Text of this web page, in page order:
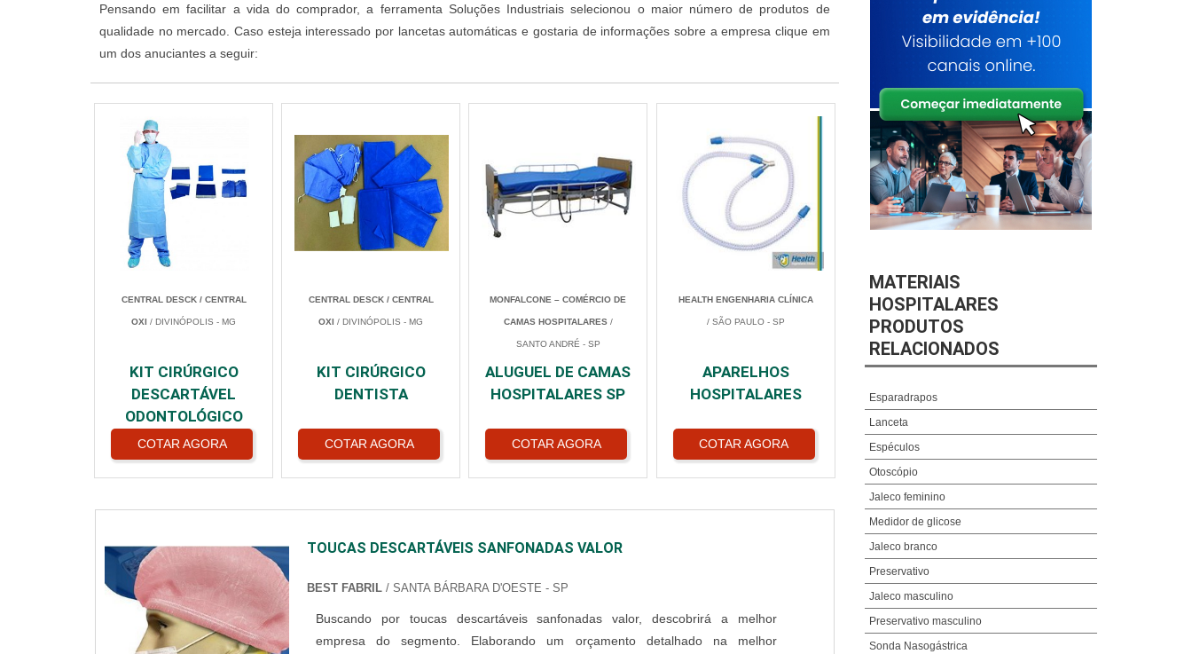
Pensando em facilitar a vida do comprador, a ferramenta Soluções Industriais selecionou o maior número de produtos de
qualidade no mercado. Caso esteja interessado por lancetas automáticas e gostaria de informações sobre a empresa clique em
um dos anuciantes a seguir:
CENTRAL DESCK / CENTRAL
OXI / DIVINÓPOLIS - MG
KIT CIRÚRGICO
DESCARTÁVEL
ODONTOLÓGICO
COTAR AGORA
CENTRAL DESCK / CENTRAL
OXI/ DIVINÓPOLIS - MG
KIT CIRÚRGICO
DENTISTA
COTAR AGORA
MONFALCONE – COMÉRCIO DE
CAMAS HOSPITALARES/
SANTO ANDRÉ - SP
ALUGUEL DE CAMAS
HOSPITALARES SP
COTAR AGORA
HEALTH ENGENHARIA CLÍNICA
/ SÃO PAULO - SP
APARELHOS
HOSPITALARES
COTAR AGORA
TOUCAS DESCARTÁVEIS SANFONADAS VALOR
BEST FABRIL / SANTA BÁRBARA D'OESTE - SP
Buscando por toucas descartáveis sanfonadas valor, descobrirá a melhor
empresa do segmento. Elaborando um orçamento detalhado na melhor
MATERIAIS
HOSPITALARES
PRODUTOS
RELACIONADOS
Esparadrapos
Lanceta
Espéculos
Otoscópio
Jaleco feminino
Medidor de glicose
Jaleco branco
Preservativo
Jaleco masculino
Preservativo masculino
Sonda Nasogástrica